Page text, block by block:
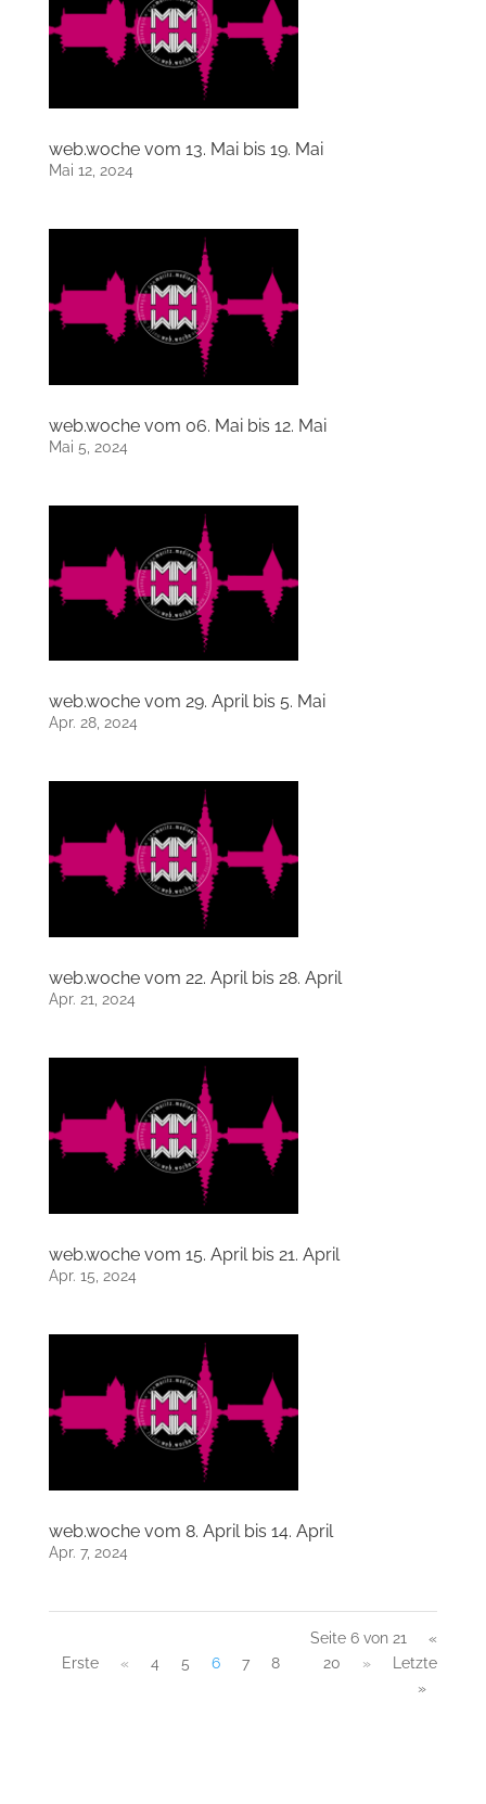
web.woche vom 13. Mai bis 19. Mai
Mai 12, 2024
web.woche vom 06. Mai bis 12. Mai
Mai 5, 2024
web.woche vom 29. April bis 5. Mai
Apr. 28, 2024
web.woche vom 22. April bis 28. April
Apr. 21, 2024
web.woche vom 15. April bis 21. April
Apr. 15, 2024
web.woche vom 8. April bis 14. April
Apr. 7, 2024
Seite 6 von 21
«
Erste
« 4 5 6 7 8 20 »
Letzte
»